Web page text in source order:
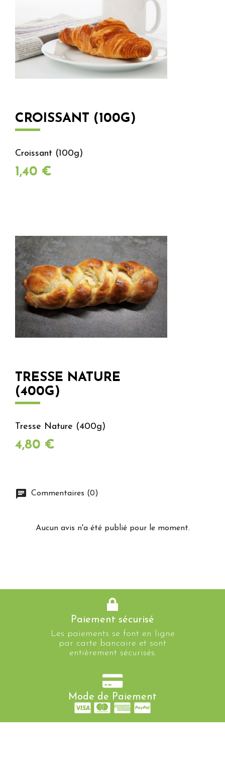
CROISSANT (100G)
Croissant (100g)
Prix
1,40 €
TRESSE NATURE
(400G)
Tresse Nature (400g)
Prix
4,80 €
Commentaires (0)
Aucun avis n'a été publié pour le moment.
Paiement sécurisé
Les paiements se font en ligne
par carte bancaire et sont
entièrement sécurisés.
Mode de Paiement